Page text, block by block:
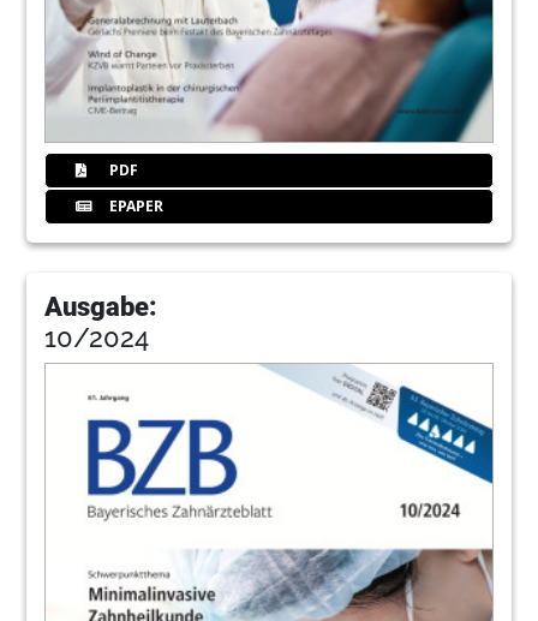
PDF
EPAPER
Ausgabe:
10/2024